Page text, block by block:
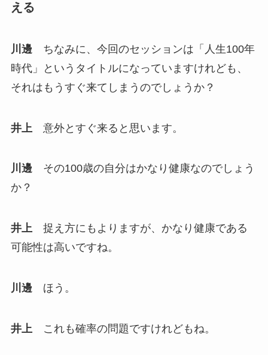
える
川邊 ちなみに、今回のセッションは「人生100年
時代」というタイトルになっていますけれども、
それはもうすぐ来てしまうのでしょうか？
井上 意外とすぐ来ると思います。
川邊その100歳の自分はかなり健康なのでしょう
か？
井上捉え方にもよりますが、かなり健康である
可能性は高いですね。
川邊ほう。
井上 これも確率の問題ですけれどもね。